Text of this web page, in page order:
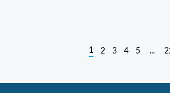
1 2 3 4 5 ...